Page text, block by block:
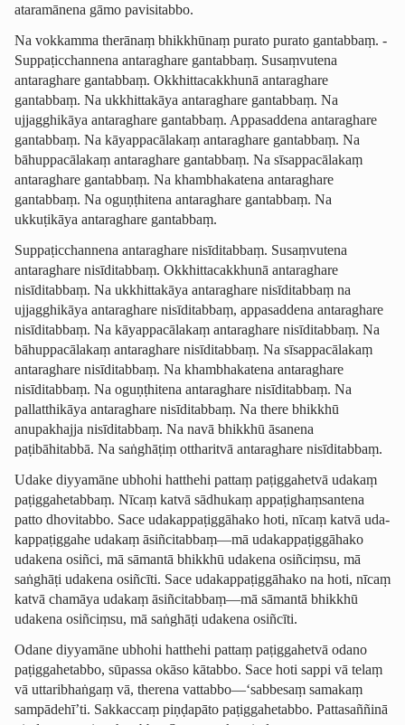
ataramānena gāmo pavisitabbo.
Na vokkamma therānaṃ bhikkhūnaṃ purato purato gantabbaṃ. ­
Suppaṭic­chan­nena antaraghare gantabbaṃ. Susaṃvutena
antaraghare gantabbaṃ. Okkhitta­cak­khunā antaraghare
gantabbaṃ. Na ukkhittakāya antaraghare gantabbaṃ. Na
ujjagghikāya antaraghare gantabbaṃ. Appasaddena antaraghare
gantabbaṃ. Na kāyappacālakaṃ antaraghare gantabbaṃ. Na
bāhuppacālakaṃ antaraghare gantabbaṃ. Na sīsappacālakaṃ
antaraghare gantabbaṃ. Na khambhakatena antaraghare
gantabbaṃ. Na oguṇṭhitena antaraghare gantabbaṃ. Na
ukkuṭikāya antaraghare gantabbaṃ.
­Suppaṭic­chan­nena antaraghare nisīditabbaṃ. Susaṃvutena
antaraghare nisīditabbaṃ. Okkhitta­cak­khunā antaraghare
nisīditabbaṃ. Na ukkhittakāya antaraghare nisīditabbaṃ na
ujjagghikāya antaraghare nisīditabbaṃ, appasaddena antaraghare
nisīditabbaṃ. Na kāyappacālakaṃ antaraghare nisīditabbaṃ. Na
bāhuppacālakaṃ antaraghare nisīditabbaṃ. Na sīsappacālakaṃ
antaraghare nisīditabbaṃ. Na khambhakatena antaraghare
nisīditabbaṃ. Na oguṇṭhitena antaraghare nisīditabbaṃ. Na
pallatthikāya antaraghare nisīditabbaṃ. Na there bhikkhū
anupakhajja nisīditabbaṃ. Na navā bhikkhū āsanena
paṭibāhitabbā. Na saṅghāṭiṃ ottharitvā antaraghare nisīditabbaṃ.
Udake diyyamāne ubhohi hatthehi pattaṃ paṭiggahetvā udakaṃ
paṭig­ga­hetab­baṃ. Nīcaṃ katvā sādhukaṃ appaṭi­ghaṃ­san­tena
patto dhovitabbo. Sace udakap­paṭig­gāhako hoti, nīcaṃ katvā uda­
kappa­ṭig­gahe udakaṃ āsiñcitabbaṃ—mā udakap­paṭig­gāhako
udakena osiñci, mā sāmantā bhikkhū udakena osiñciṃsu, mā
saṅghāṭi udakena osiñcīti. Sace udakap­paṭig­gāhako na hoti, nīcaṃ
katvā chamāya udakaṃ āsiñcitabbaṃ—mā sāmantā bhikkhū
udakena osiñciṃsu, mā saṅghāṭi udakena osiñcīti.
Odane diyyamāne ubhohi hatthehi pattaṃ paṭiggahetvā odano
paṭiggahetabbo, sūpassa okāso kātabbo. Sace hoti sappi vā telaṃ
vā uttaribhaṅgaṃ vā, therena vattabbo—‘sabbesaṃ samakaṃ
sampādehī’ti. Sakkaccaṃ piṇḍapāto paṭiggahetabbo. Pattasaññinā